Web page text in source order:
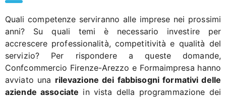
Quali competenze serviranno alle imprese nei prossimi
anni? Su quali temi è necessario investire per
accrescere professionalità, competitività e qualità del
servizio? Per rispondere a queste domande,
Confcommercio Firenze-Arezzo e Formaimpresa hanno
avviato una rilevazione dei fabbisogni formativi delle
aziende associate in vista della programmazione dei